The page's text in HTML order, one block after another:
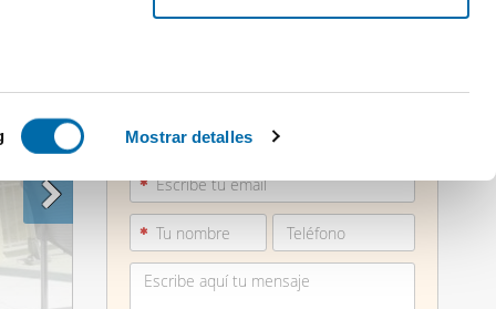
(huellas
momento
Mostrar detalles
865 73... Ver teléfono